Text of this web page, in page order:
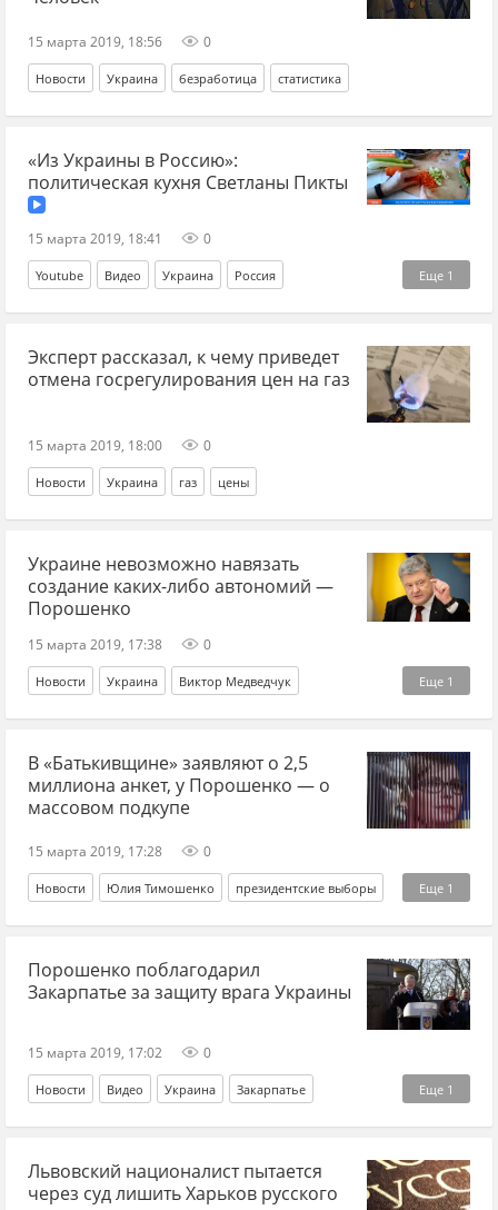
15 марта 2019, 18:56 0
Новости Украина безработица статистика
«Из Украины в Россию»:
политическая кухня Светланы Пикты
15 марта 2019, 18:41 0
Еще 1
Youtube Видео Украина Россия
Светлана Пикта
Эксперт рассказал, к чему приведет
отмена госрегулирования цен на газ
15 марта 2019, 18:00 0
Новости Украина газ цены
Украине невозможно навязать
создание каких-либо автономий —
Порошенко
15 марта 2019, 17:38 0
Еще 1
Новости Украина Виктор Медведчук
Петр Порошенко*
В «Батькивщине» заявляют о 2,5
миллиона анкет, у Порошенко — о
массовом подкупе
15 марта 2019, 17:28 0
Еще 1
Новости Юлия Тимошенко президентские выборы
подкуп
Порошенко поблагодарил
Закарпатье за защиту врага Украины
15 марта 2019, 17:02 0
Еще 1
Новости Видео Украина Закарпатье
Петр Порошенко*
Львовский националист пытается
через суд лишить Харьков русского